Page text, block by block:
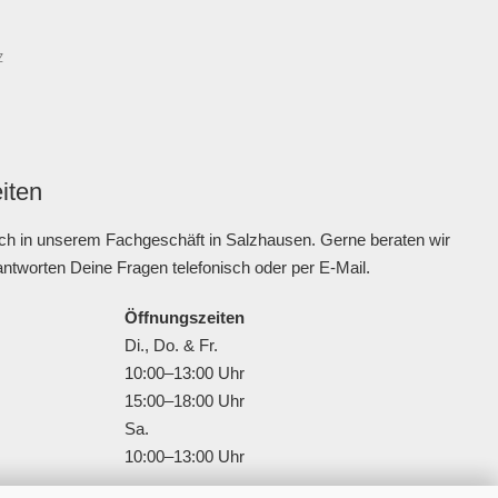
in unserem Fachgeschäft in Salzhausen. Gerne beraten wir
Deine Fragen telefonisch oder per E-Mail.
Öffnungszeiten
Di., Do. & Fr.
10:00–13:00 Uhr
15:00–18:00 Uhr
Sa.
10:00–13:00 Uhr